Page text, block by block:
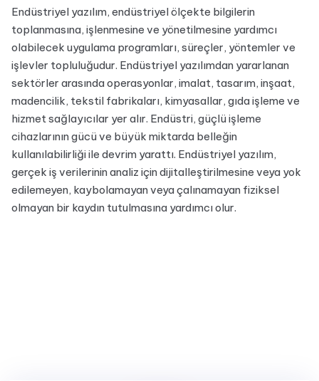
Endüstriyel yazılım, endüstriyel ölçekte bilgilerin
toplanmasına, işlenmesine ve yönetilmesine yardımcı
olabilecek uygulama programları, süreçler, yöntemler ve
işlevler topluluğudur. Endüstriyel yazılımdan yararlanan
sektörler arasında operasyonlar, imalat, tasarım, inşaat,
madencilik, tekstil fabrikaları, kimyasallar, gıda işleme ve
hizmet sağlayıcılar yer alır. Endüstri, güçlü işleme
cihazlarının gücü ve büyük miktarda belleğin
kullanılabilirliği ile devrim yarattı. Endüstriyel yazılım,
gerçek iş verilerinin analiz için dijitalleştirilmesine veya yok
edilemeyen, kaybolamayan veya çalınamayan fiziksel
olmayan bir kaydın tutulmasına yardımcı olur.